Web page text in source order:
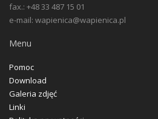
fax.: +48 33 487 15 01
e-mail: wapienica@wapienica.pl
Menu
Pomoc
Download
Galeria zdjęć
Linki